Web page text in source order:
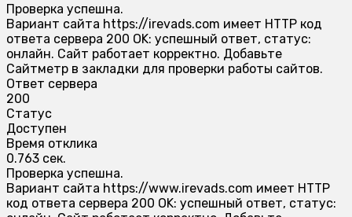
Проверка успешна.
Вариант сайта https://irevads.com имеет HTTP код
ответа сервера 200 OK: успешный ответ, статус:
онлайн. Сайт работает корректно. Добавьте
Сайтметр в закладки для проверки работы сайтов.
Ответ сервера
200
Статус
Доступен
Время отклика
0.763 сек.
Проверка успешна.
Вариант сайта https://www.irevads.com имеет HTTP
код ответа сервера 200 OK: успешный ответ, статус: